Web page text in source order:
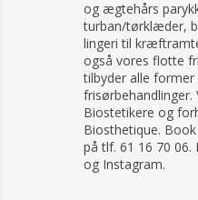
og ægtehårs
turban/tørklæder,
lingeri til
også vores flotte
tilbyder alle
frisørbehandlinger.
Biostetikere og
Biosthetique.
på tlf. 61 16 70 06.
og Instagram.